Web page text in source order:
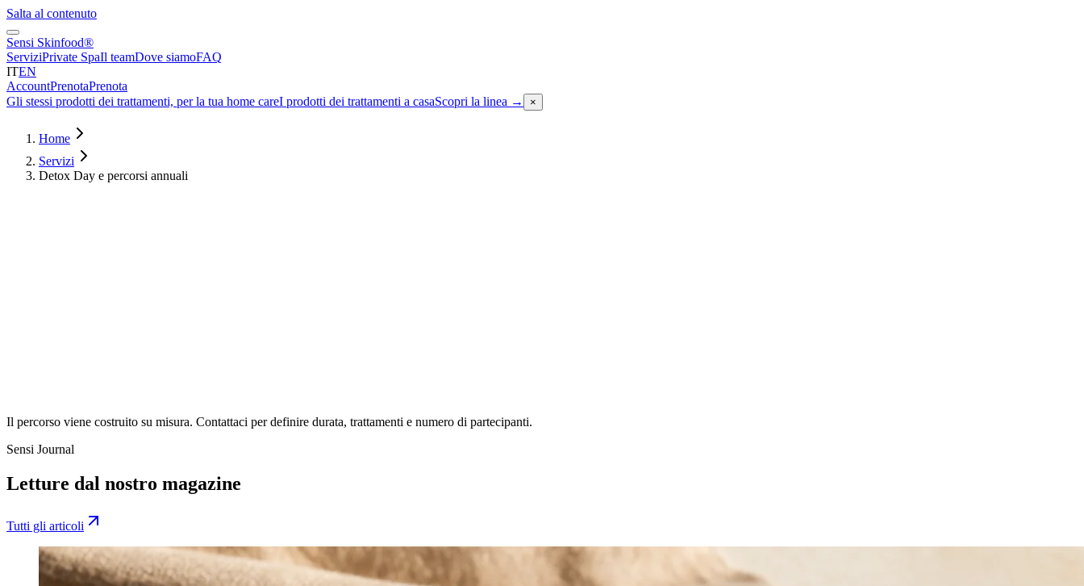
Salta al contenuto
Sensi Skinfood®
ServiziPrivate SpaIl teamDove siamoFAQ
ITEN
AccountPrenotaPrenota
Gli stessi prodotti dei trattamenti, per la tua home careI prodotti dei trattamenti a casaScopri la linea → ×
Home
Servizi
Detox Day e percorsi annuali
Il percorso viene costruito su misura. Contattaci per definire durata, trattamenti e numero di partecipanti.
Sensi Journal
Letture dal nostro magazine
Tutti gli articoli